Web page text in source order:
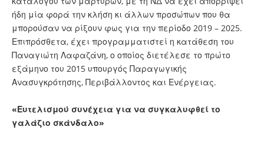
ήδη μία φορά την κλήση κι άλλων προσώπων που θα
μπορούσαν να ρίξουν φως για την περίοδο 2019 – 2025.
Επιπρόσθετα, έχει προγραμματιστεί η κατάθεση του
Παναγιώτη Λαφαζάνη, ο οποίος διετέλεσε το πρώτο
εξάμηνο του 2015 υπουργός Παραγωγικής
Ανασυγκρότησης, Περιβάλλοντος και Ενέργειας.
«Ευτελισμού συνέχεια για να συγκαλυφθεί το
γαλάζιο σκάνδαλο»